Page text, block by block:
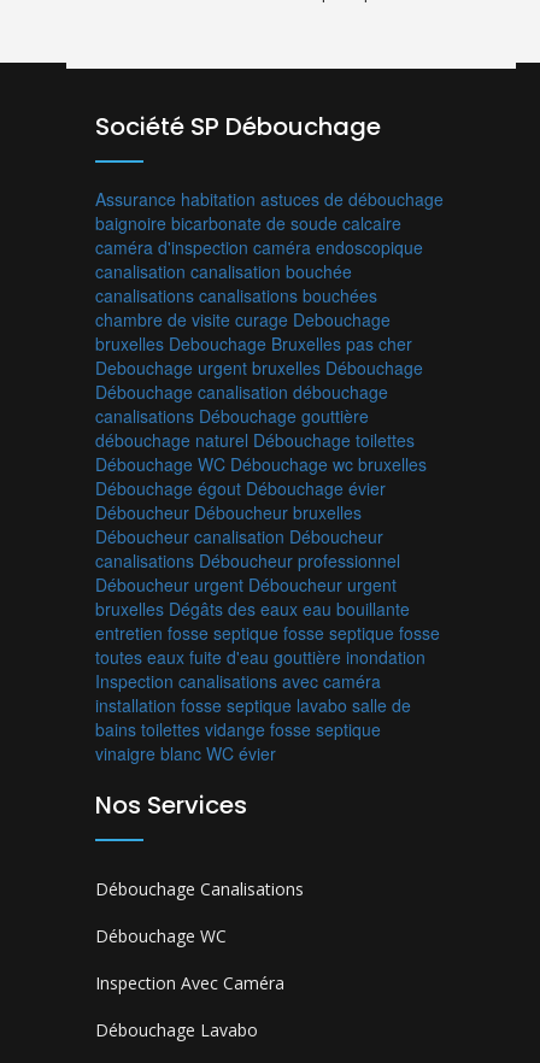
Société SP Débouchage
Assurance habitation astuces de débouchage
baignoire bicarbonate de soude calcaire
caméra d'inspection caméra endoscopique
canalisation canalisation bouchée
canalisations canalisations bouchées
chambre de visite curage Debouchage
bruxelles Debouchage Bruxelles pas cher
Debouchage urgent bruxelles Débouchage
Débouchage canalisation débouchage
canalisations Débouchage gouttière
débouchage naturel Débouchage toilettes
Débouchage WC Débouchage wc bruxelles
Débouchage égout Débouchage évier
Déboucheur Déboucheur bruxelles
Déboucheur canalisation Déboucheur
canalisations Déboucheur professionnel
Déboucheur urgent Déboucheur urgent
bruxelles Dégâts des eaux eau bouillante
entretien fosse septique fosse septique fosse
toutes eaux fuite d'eau gouttière inondation
Inspection canalisations avec caméra
installation fosse septique lavabo salle de
bains toilettes vidange fosse septique
vinaigre blanc WC évier
Nos Services
Débouchage Canalisations
Débouchage WC
Inspection Avec Caméra
Débouchage Lavabo